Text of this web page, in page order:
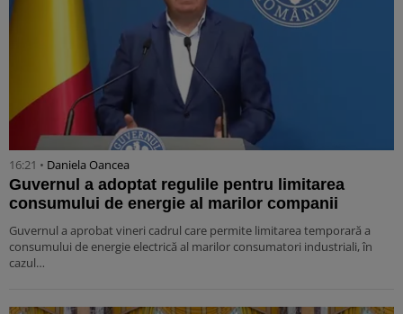
16:21 • Daniela Oancea
Guvernul a adoptat regulile pentru limitarea
consumului de energie al marilor companii
Guvernul a aprobat vineri cadrul care permite limitarea temporară a
consumului de energie electrică al marilor consumatori industriali, în
cazul…